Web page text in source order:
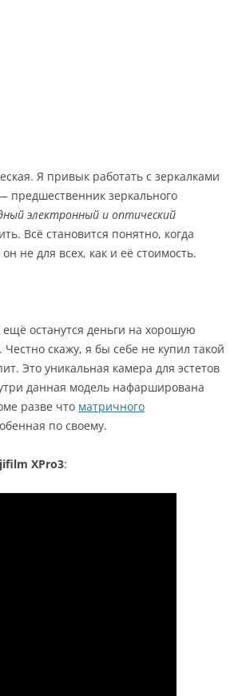
Я привык работать с зеркалками
предшественник зеркального
электронный и оптический
Всё становится понятно, когда
не для всех, как и её стоимость.
ещё останутся деньги на хорошую
скажу, я бы себе не купил такой
Это уникальная камера для эстетов
данная модель нафарширована
разве что матричного
по своему.
XPro3: